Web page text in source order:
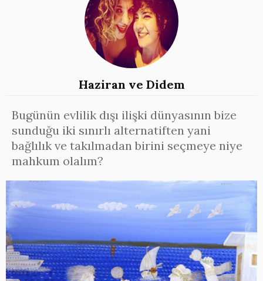
Haziran ve Didem
Bugünün evlilik dışı ilişki dünyasının bize
sunduğu iki sınırlı alternatiften yani
bağlılık ve takılmadan birini seçmeye niye
mahkum olalım?